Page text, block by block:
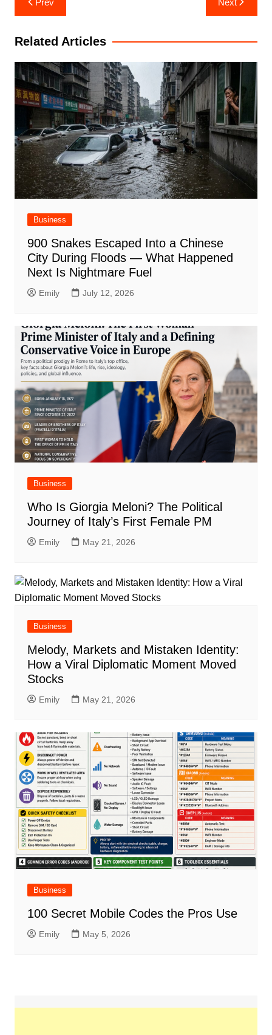
navigation
Prev Next
Related Articles
Business
900 Snakes Escaped Into a Chinese
City During Floods — What Happened
Next Is Nightmare Fuel
Emily July 12, 2026
Business
Who Is Giorgia Meloni? The Political
Journey of Italy’s First Female PM
Emily May 21, 2026
Business
Melody, Markets and Mistaken Identity:
How a Viral Diplomatic Moment Moved
Stocks
Emily May 21, 2026
Business
100 Secret Mobile Codes the Pros Use
Emily May 5, 2026